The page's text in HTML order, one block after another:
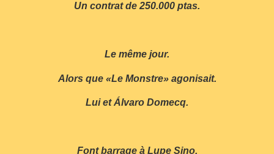
Un contrat de 250.000 ptas.
Le même jour.
Alors que «Le Monstre» agonisait.
Lui et Álvaro Domecq.
Font barrage à Lupe Sino.